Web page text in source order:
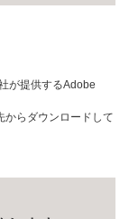
が提供するAdobe
らダウンロードして